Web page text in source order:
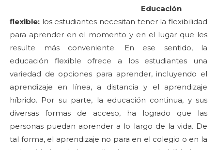
Educación
flexible: los estudiantes necesitan tener la flexibilidad
para aprender en el momento y en el lugar que les
resulte más conveniente. En ese sentido, la
educación flexible ofrece a los estudiantes una
variedad de opciones para aprender, incluyendo el
aprendizaje en línea, a distancia y el aprendizaje
híbrido. Por su parte, la educación continua, y sus
diversas formas de acceso, ha logrado que las
personas puedan aprender a lo largo de la vida. De
tal forma, el aprendizaje no para en el colegio o en la